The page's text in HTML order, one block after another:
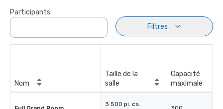
Participants
Filtres
Nom
Taille de la
salle
Capacité
maximale
3 500 pi. ca.